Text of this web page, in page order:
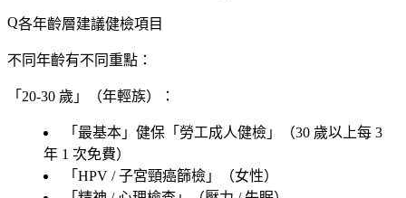
各年齡層建議健檢項目
不同年齡有不同重點：
「20-30 歲」（年輕族）：
「 最基本 」健保「 勞工成人健檢 」（30 歲以上每 3
年 1 次免費）
「 HPV / 子宮頸癌篩檢 」（女性）